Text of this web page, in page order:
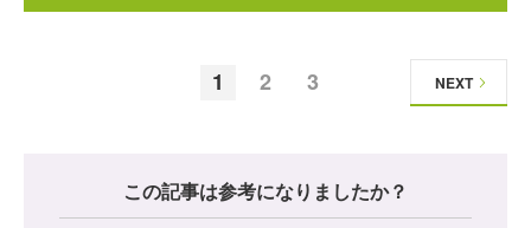
1 2 3 NEXT
この記事は参考になりましたか？